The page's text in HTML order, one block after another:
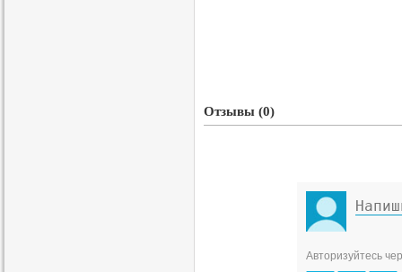
Отзывы (0)
Авторизуйтесь